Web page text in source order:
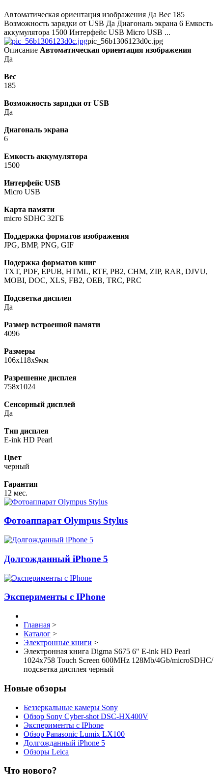
Автоматическая ориентация изображения Да Вес 185
Возможность зарядки от USB Да Диагональ экрана 6 Емкость
аккумулятора 1500 Интерфейс USB Micro USB ...
pic_56b1306123d0c.jpg
Описание Автоматическая ориентация изображения
Да
Вес
185
Возможность зарядки от USB
Да
Диагональ экрана
6
Емкость аккумулятора
1500
Интерфейс USB
Micro USB
Карта памяти
micro SDHC 32ГБ
Поддержка форматов изображения
JPG, BMP, PNG, GIF
Подержка форматов книг
TXT, PDF, EPUB, HTML, RTF, PB2, CHM, ZIP, RAR, DJVU,
MOBI, DOC, XLS, FB2, OEB, TRC, PRC
Подсветка дисплея
Да
Размер встроенной памяти
4096
Размеры
106x118x9мм
Разрешение дисплея
758x1024
Сенсорный дисплей
Да
Тип дисплея
E-ink HD Pearl
Цвет
черный
Гарантия
12 мес.
Фотоаппарат Olympus Stylus
Долгожданный iPhone 5
Эксперименты с IPhone
Главная >
Каталог >
Электронные книги >
Электронная книга Digma S675 6" E-ink HD Pearl
1024x758 Touch Screen 600MHz 128Mb/4Gb/microSDHC/
подсветка дисплея черный
Новые обзоры
Беззеркальные камеры Sony
Обзор Sony Cyber-shot DSC-HX400V
Эксперименты с IPhone
Обзор Panasonic Lumix LX100
Долгожданный iPhone 5
Обзоры Leica
Что нового?